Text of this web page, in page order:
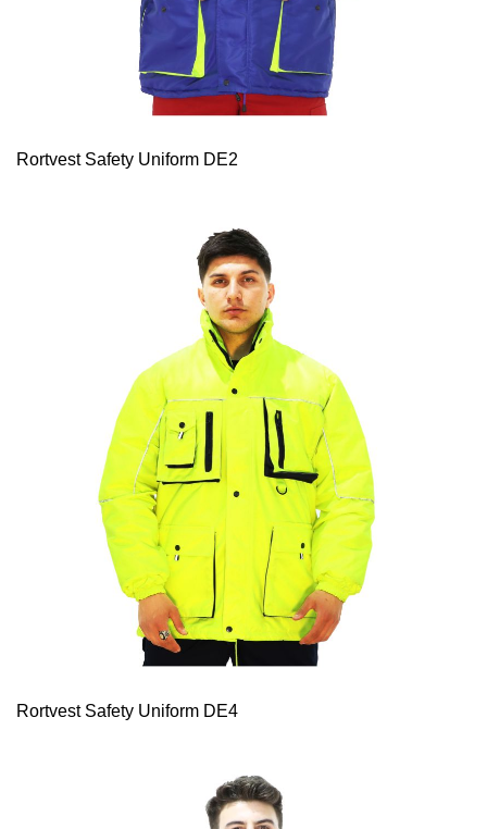
Rortvest Safety Uniform DE2
Rortvest Safety Uniform DE4